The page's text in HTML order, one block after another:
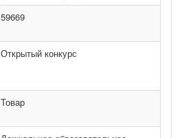
59669
Открытый конкурс
Товар